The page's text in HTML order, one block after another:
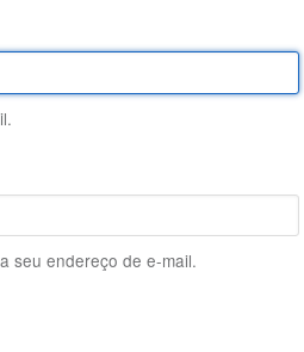
seu endereço de e-mail.